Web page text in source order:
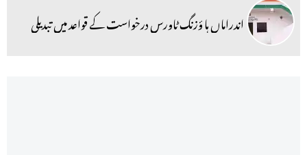
اندراماں ہا ؤزنگ ٹاورس درخواست کے قواعد میں تبدیلی